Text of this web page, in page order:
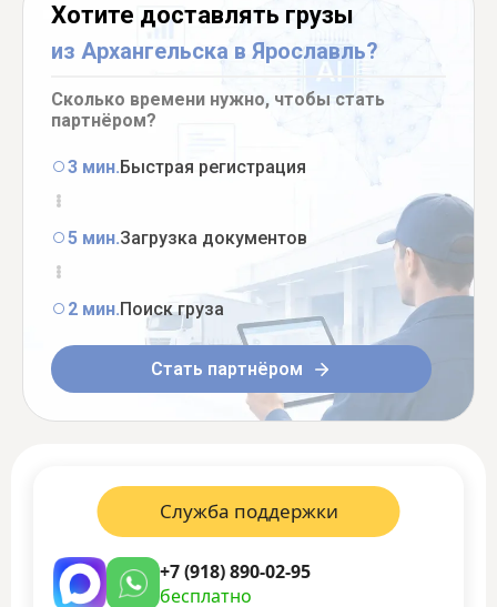
Хотите доставлять грузы
из Архангельска в Ярославль?
Сколько времени нужно, чтобы стать
партнёром?
3 мин.Быстрая регистрация
5 мин.Загрузка документов
2 мин.Поиск груза
Стать партнёром
Служба поддержки
+7 (918) 890-02-95
бесплатно